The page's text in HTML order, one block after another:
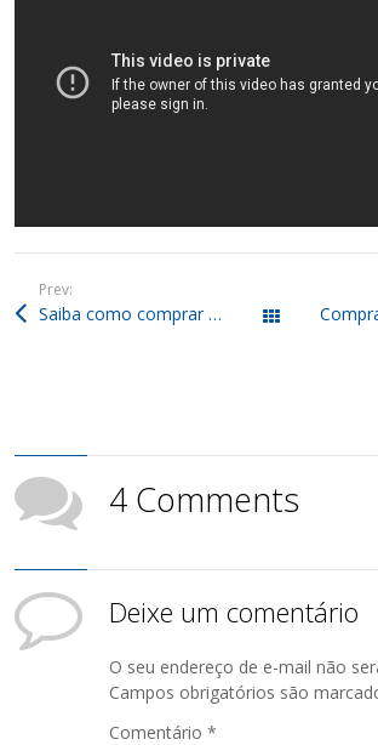
Prev:
Saiba como comprar PP colorido moído ou em fardos agora! Todos
4 Comments
Deixe um comentário
O seu endereço de e-mail não
Campos obrigatórios são
Comentário*